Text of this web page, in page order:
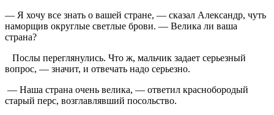
— Я хочу все знать о вашей стране, — сказал Александр, чуть
наморщив округлые светлые брови. — Велика ли ваша
страна?
Послы переглянулись. Что ж, мальчик задает серьезный
вопрос, — значит, и отвечать надо серьезно.
— Наша страна очень велика, — ответил краснобородый
старый перс, возглавлявший посольство.